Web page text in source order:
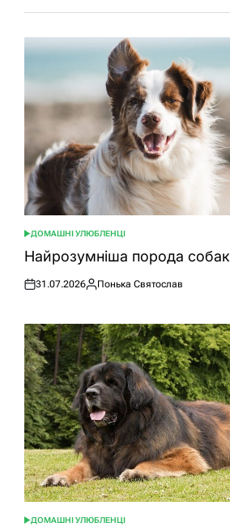
ОПУБЛІКУВАТИ
У
ДОМАШНІ УЛЮБЛЕНЦІ
Найрозумніша порода собак
Оприлюднено
31.07.2026
Опубліковано
Понька Святослав
ОПУБЛІКУВАТИ
ДОМАШНІ УЛЮБЛЕНЦІ